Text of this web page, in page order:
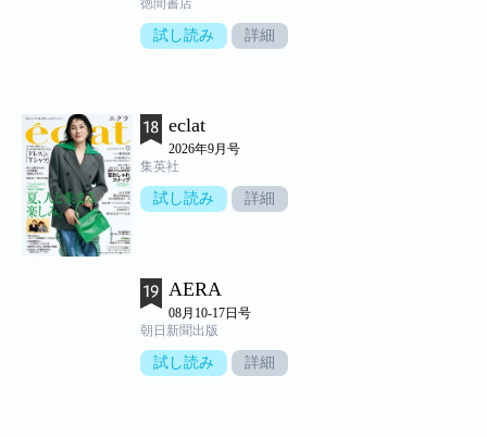
試し読み 詳細
eclat
2026年9月号
集英社
試し読み 詳細
AERA
08月10-17日号
朝日新聞出版
試し読み 詳細